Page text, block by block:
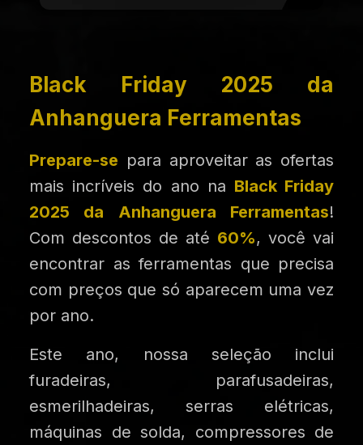
Black Friday 2025 da
Anhanguera Ferramentas
Prepare-se para aproveitar as ofertas
mais incríveis do ano na Black Friday
2025 da Anhanguera Ferramentas!
Com descontos de até 60%, você vai
encontrar as ferramentas que precisa
com preços que só aparecem uma vez
por ano.
Este ano, nossa seleção inclui
furadeiras, parafusadeiras,
esmerilhadeiras, serras elétricas,
máquinas de solda, compressores de